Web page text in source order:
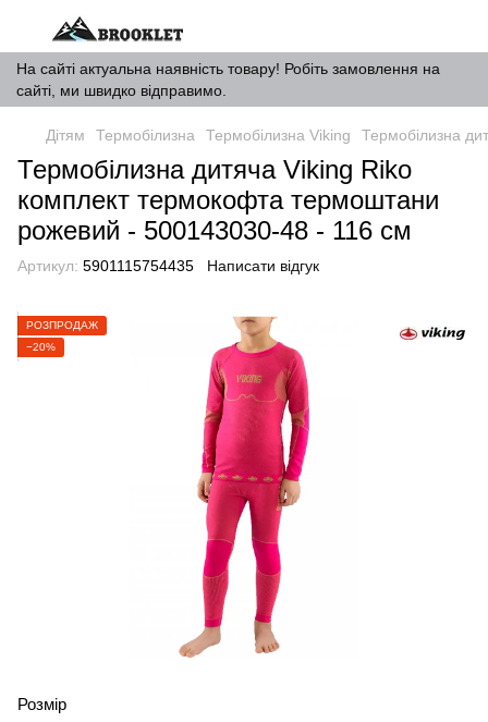
На сайті актуальна наявність товару! Робіть замовлення на
сайті, ми швидко відправимо.
Дітям Термобілизна Термобілизна Viking Термобілизна
Термобілизна дитяча Viking Riko
комплект термокофта термоштани
рожевий - 500143030-48 - 116 см
Артикул: 5901115754435 Написати відгук
РОЗПРОДАЖ
−20%
Розмір